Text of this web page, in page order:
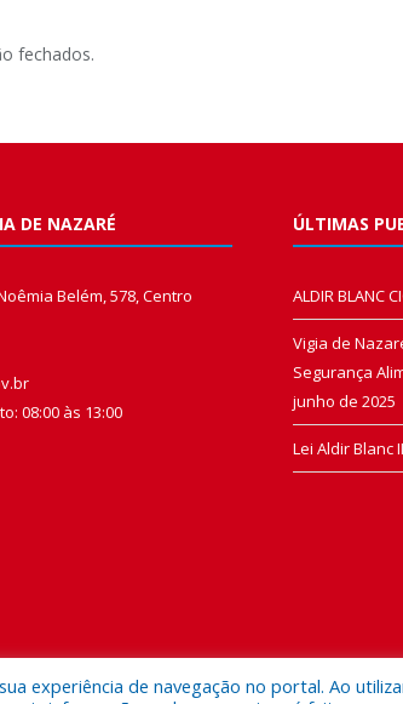
fechados.
DE NAZARÉ
Belém, 578, Centro
08:00 às 13:00
ÚLTIMAS
ALDIR BLANC
Vigia de
Segurança
junho de 2025
Lei Aldir Blanc II
experiência de navegação no portal. Ao